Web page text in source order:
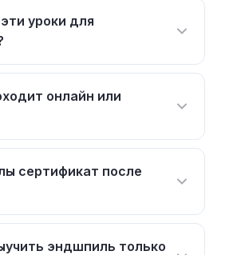
уроки для
онлайн или
сертификат после
эндшпиль только